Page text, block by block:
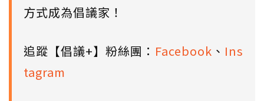
方式成為倡議家！
追蹤【倡議+】粉絲團： Facebook 、 Ins
tagram